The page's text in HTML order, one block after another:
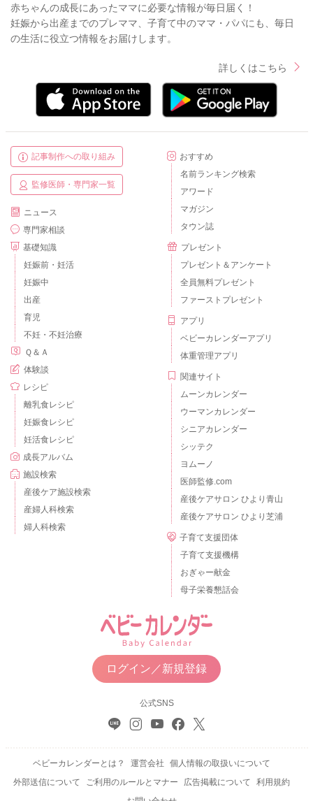
赤ちゃんの成長にあったママに必要な情報が毎日届く！
妊娠から出産までのプレママ、子育て中のママ・パパにも、毎日
の生活に役立つ情報をお届けします。
詳しくはこちら
記事制作への取り組み
監修医師・専門家一覧
ニュース
専門家相談
基礎知識
妊娠前・妊活
妊娠中
出産
育児
不妊・不妊治療
Ｑ＆Ａ
体験談
レシピ
離乳食レシピ
妊娠食レシピ
妊活食レシピ
成長アルバム
施設検索
産後ケア施設検索
産婦人科検索
婦人科検索
おすすめ
名前ランキング検索
アワード
マガジン
タウン誌
プレゼント
プレゼント＆アンケート
全員無料プレゼント
ファーストプレゼント
アプリ
ベビーカレンダーアプリ
体重管理アプリ
関連サイト
ムーンカレンダー
ウーマンカレンダー
シニアカレンダー
シッテク
ヨムーノ
医師監修.com
産後ケアサロン ひより青山
産後ケアサロン ひより芝浦
子育て支援団体
子育て支援機構
おぎゃー献金
母子栄養懇話会
ログイン／新規登録
公式SNS
ベビーカレンダーとは？ 運営会社
個人情報の取扱いについて
外部送信について
ご利用のルールとマナー 広告掲載について
利用規約